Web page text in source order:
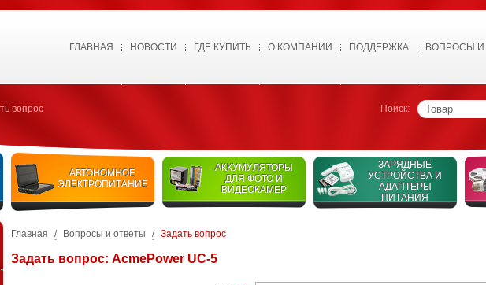
ГЛАВНАЯ НОВОСТИ ГДЕ КУПИТЬ О КОМПАНИИ ПОДДЕРЖКА ВОПРОСЫ И
вопрос Поиск:
АВТОНОМНОЕ
ЭЛЕКТРОПИТАНИЕ
АККУМУЛЯТОРЫ
ДЛЯ ФОТО И
ВИДЕОКАМЕР
ЗАРЯДНЫЕ
УСТРОЙСТВА И
АДАПТЕРЫ
ПИТАНИЯ
Главная / Вопросы и ответы / Задать вопрос
Задать вопрос: AcmePower UC-5